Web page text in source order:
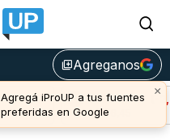
library_addAgreganos
×
Agregá iProUP a tus fuentes
preferidas en Google
Avalanche (-2,93%)
u$s 6,45